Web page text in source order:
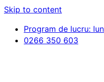
Skip to content
Program de lucru:
0266 350 603